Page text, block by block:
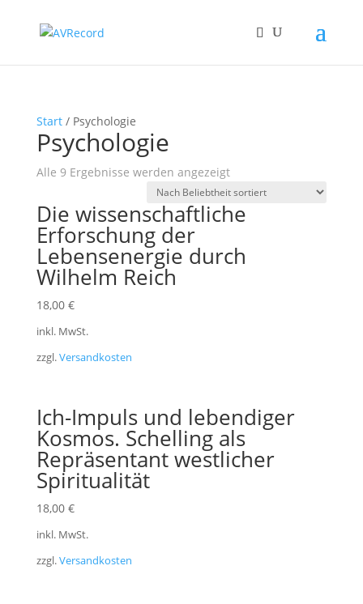
Start/ Psychologie
Psychologie
Alle 9 Ergebnisse werden angezeigtNach
Beliebtheit
sortiert
Die wissenschaftliche
Erforschung der
Lebensenergie durch
Wilhelm Reich
18,00 €
inkl. MwSt.
zzgl.Versandkosten
Ich-Impuls und lebendiger
Kosmos. Schelling als
Repräsentant westlicher
Spiritualität
18,00 €
inkl. MwSt.
zzgl.Versandkosten